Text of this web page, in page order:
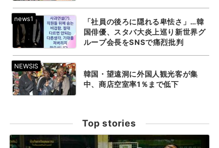
「社員の後ろに隠れる卑怯さ」…韓
国俳優、スタバ大炎上巡り新世界グ
ループ会長をSNSで痛烈批判
韓国・望遠洞に外国人観光客が集
中、商店空室率1％まで低下
Top stories